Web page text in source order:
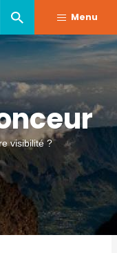
Menu
visibilité ?